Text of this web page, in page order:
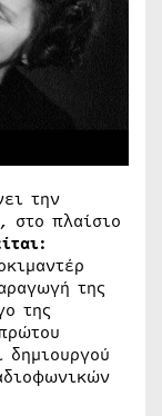
την
στo πλαίσιo
της
της
δημιουργού